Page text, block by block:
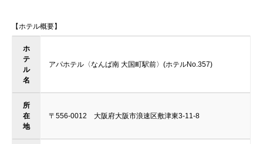
【ホテル概要】
ホ
テ
ル
名
アパホテル〈なんば南 大国町駅前〉(ホテルNo.357)
所
在
地
〒556-0012 大阪府大阪市浪速区敷津東3-11-8